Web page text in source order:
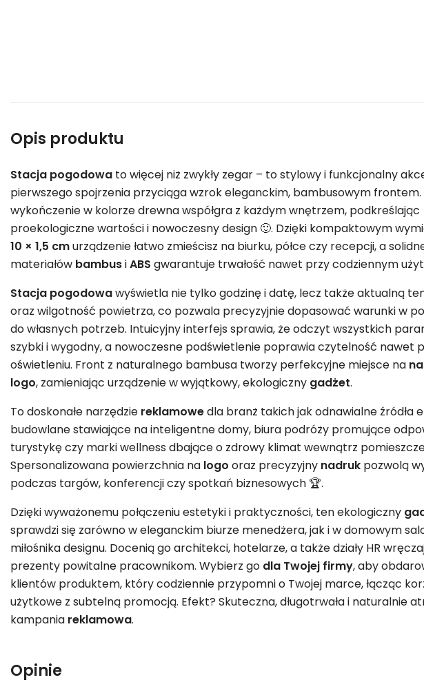
Opis produktu
Stacja pogodowa to więcej niż zwykły zegar – to stylowy i funkcjonalny
pierwszego spojrzenia przyciąga wzrok eleganckim, bambusowym
wykończenie w kolorze drewna współgra z każdym wnętrzem, podkreślając
proekologiczne wartości i nowoczesny design 🙂. Dzięki kompaktowym
10 × 1,5 cmurządzenie łatwo zmieścisz na biurku, półce czy recepcji, a
materiałów bambusiABS gwarantuje trwałość nawet przy codziennym
Stacja pogodowawyświetla nie tylko godzinę i datę, lecz także aktualną
oraz wilgotność powietrza, co pozwala precyzyjnie dopasować warunki w
do własnych potrzeb. Intuicyjny interfejs sprawia, że odczyt wszystkich
szybki i wygodny, a nowoczesne podświetlenie poprawia czytelność nawet
oświetleniu. Front z naturalnego bambusa tworzy perfekcyjne miejsce na
logo, zamieniając urządzenie w wyjątkowy, ekologiczny gadżet.
To doskonałe narzędzie reklamowedla branż takich jak odnawialne źródła
budowlane stawiające na inteligentne domy, biura podróży promujące
turystykę czy marki wellness dbające o zdrowy klimat wewnątrz
Spersonalizowana powierzchnia na logo oraz precyzyjny nadruk pozwolą
podczas targów, konferencji czy spotkań biznesowych 🏆.
Dzięki wyważonemu połączeniu estetyki i praktyczności, ten ekologiczny
sprawdzi się zarówno w eleganckim biurze menedżera, jak i w domowym
miłośnika designu. Docenią go architekci, hotelarze, a także działy HR
prezenty powitalne pracownikom. Wybierz go dla Twojej firmy, aby
klientów produktem, który codziennie przypomni o Twojej marce, łącząc
użytkowe z subtelną promocją. Efekt? Skuteczna, długotrwała i naturalnie
kampania reklamowa.
Opinie